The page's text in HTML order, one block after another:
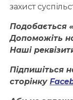
захист
Подобається
Допоможіть
Наші
Підпишіться
сторінку